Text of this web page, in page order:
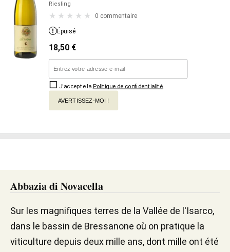
Riesling
0 commentaire
Épuisé
18,50 €
J'accepte la Politique de confidentialité
AVERTISSEZ-MOI !
Abbazia di Novacella
Sur les magnifiques terres de la Vallée de l'Isarco,
dans le bassin de Bressanone où on pratique la
viticulture depuis deux mille ans, dont mille ont été